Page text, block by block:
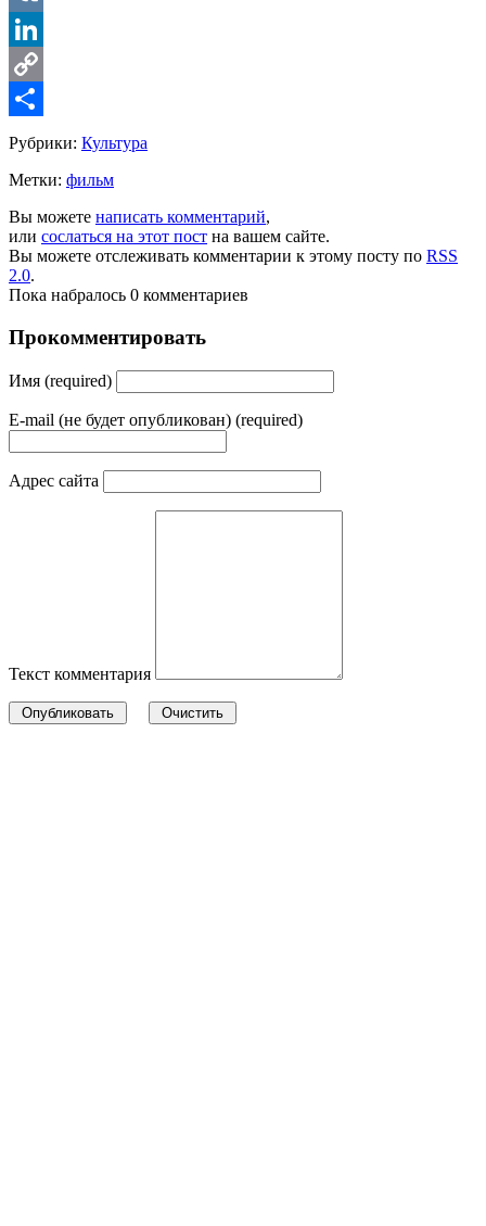
VK
LinkedIn
Copy
Link
Share
Рубрики: Культура
Метки: фильм
Вы можете написать комментарий,
или сослаться на этот пост на вашем сайте.
Вы можете отслеживать комментарии к этому посту по RSS
2.0.
Пока набралось 0 комментариев
Прокомментировать
Имя (required)
E-mail (не будет опубликован) (required)
Адрес сайта
Текст комментария